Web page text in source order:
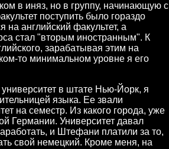
в иняз, но в группу, начинающую с
поступить было гораздо
английский факультет, а
стал "вторым иностранным". К
зарабатывая этим на
то минимальном уровне я его
в штате Нью-Йорк, я
языка. Ее звали
на семестр. Из какого города, уже
Германии. Университет давал
и Штефани платили за то,
свой немецкий. Кроме меня, на